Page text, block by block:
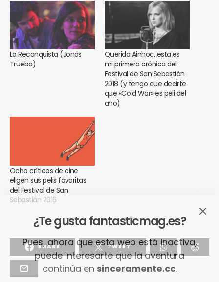
La Reconquista (Jonás
Trueba)
Querida Ainhoa, esta es
mi primera crónica del
Festival de San Sebastián
2018 (y tengo que decirte
que «Cold War» es peli del
año)
Ocho críticos de cine
eligen sus pelis favoritas
del Festival de San
Sebastián 2016
SHARE TWEET
¿Te gusta fantasticmag.es?
Pues, ahora que esta web está inactiva,
puede interesarte que la aventura
continúa en sinceramente.cc.